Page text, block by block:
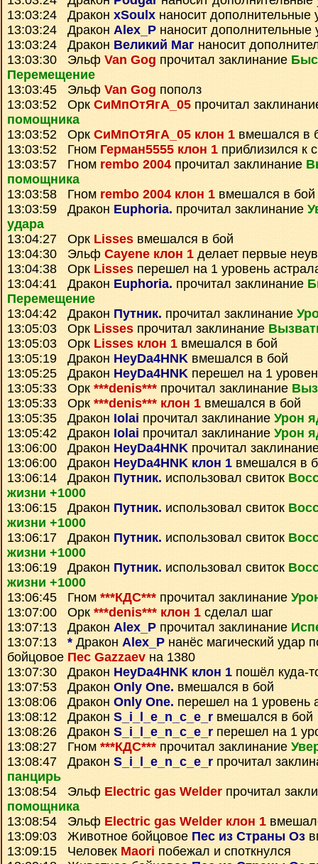
13:03:24 Дракон xSoulx наносит дополнительные
13:03:24 Дракон Alex_P наносит дополнительные
13:03:24 Дракон Великий Маг наносит
13:03:30 Эльф Van Gog прочитал заклинание
Перемещение
13:03:45 Эльф Van Gog пополз
13:03:52 Орк СиМпОтЯгА_05 прочитал
помощника
13:03:52 Орк СиМпОтЯгА_05 клон 1 вмешался в
13:03:52 Гном Герман5555 клон 1 приблизился к
13:03:57 Гном rembo 2004 прочитал заклинание
помощника
13:03:58 Гном rembo 2004 клон 1 вмешался в бой
13:03:59 Дракон Euphoria. прочитал заклинание
удара
13:04:27 Орк Lisses вмешался в бой
13:04:30 Эльф Cayene клон 1 делает первые
13:04:38 Орк Lisses перешел на 1 уровень
13:04:41 Дракон Euphoria. прочитал заклинание
Перемещение
13:04:42 Дракон Путник. прочитал заклинание
13:05:03 Орк Lisses прочитал заклинание
13:05:03 Орк Lisses клон 1 вмешался в бой
13:05:19 Дракон HeyDa4HNK вмешался в бой
13:05:25 Дракон HeyDa4HNK перешел на 1
13:05:33 Орк ***denis*** прочитал заклинание
13:05:33 Орк ***denis*** клон 1 вмешался в бой
13:05:35 Дракон Iolai прочитал заклинание Урон
13:05:42 Дракон Iolai прочитал заклинание Урон
13:06:00 Дракон HeyDa4HNK прочитал
13:06:00 Дракон HeyDa4HNK клон 1 вмешался в
13:06:14 Дракон Путник. использовал свиток
жизни +1000
13:06:15 Дракон Путник. использовал свиток
жизни +1000
13:06:17 Дракон Путник. использовал свиток
жизни +1000
13:06:19 Дракон Путник. использовал свиток
жизни +1000
13:06:45 Гном ***КДС*** прочитал заклинание
13:07:00 Орк ***denis*** клон 1 сделал шаг
13:07:13 Дракон Alex_P прочитал заклинание
13:07:13 * Дракон Alex_P нанёс магический удар
бойцовое Пес Gazzaev на 1380
13:07:30 Дракон HeyDa4HNK клон 1 пошёл куда-
13:07:53 Дракон Only One. вмешался в бой
13:08:06 Дракон Only One. перешел на 1 уровень
13:08:12 Дракон S_i_l_e_n_c_e_r вмешался в бой
13:08:26 Дракон S_i_l_e_n_c_e_r перешел на 1
13:08:27 Гном ***КДС*** прочитал заклинание
13:08:47 Дракон S_i_l_e_n_c_e_r прочитал
панцирь
13:08:54 Эльф Electric gas Welder прочитал
помощника
13:08:54 Эльф Electric gas Welder клон 1
13:09:03 Животное бойцовое Пес из Страны Оз
13:09:15 Человек Maori побежал и споткнулся